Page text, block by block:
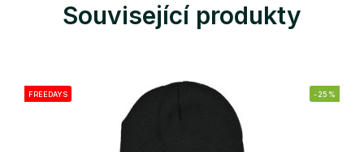
Související produkty
FREEDAYS -25%